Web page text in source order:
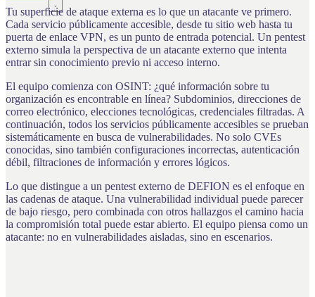
Tu superficie de ataque externa es lo que un atacante ve primero.
Cada servicio públicamente accesible, desde tu sitio web hasta tu
puerta de enlace VPN, es un punto de entrada potencial. Un pentest
externo simula la perspectiva de un atacante externo que intenta
entrar sin conocimiento previo ni acceso interno.
El equipo comienza con OSINT: ¿qué información sobre tu
organización es encontrable en línea? Subdominios, direcciones de
correo electrónico, elecciones tecnológicas, credenciales filtradas. A
continuación, todos los servicios públicamente accesibles se prueban
sistemáticamente en busca de vulnerabilidades. No solo CVEs
conocidas, sino también configuraciones incorrectas, autenticación
débil, filtraciones de información y errores lógicos.
Lo que distingue a un pentest externo de DEFION es el enfoque en
las cadenas de ataque. Una vulnerabilidad individual puede parecer
de bajo riesgo, pero combinada con otros hallazgos el camino hacia
la compromisión total puede estar abierto. El equipo piensa como un
atacante: no en vulnerabilidades aisladas, sino en escenarios.